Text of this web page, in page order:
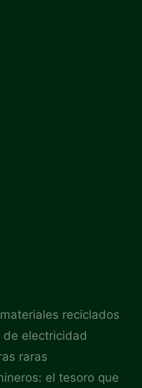
reciclados
de electricidad
raras
el tesoro que